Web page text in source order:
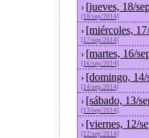
› [jueves, 18/
[18/sep/2014]
› [miércoles,
[17/sep/2014]
› [martes, 16/
[16/sep/2014]
› [domingo, 14/
[14/sep/2014]
› [sábado, 13/
[13/sep/2014]
› [viernes, 12/
[12/sep/2014]